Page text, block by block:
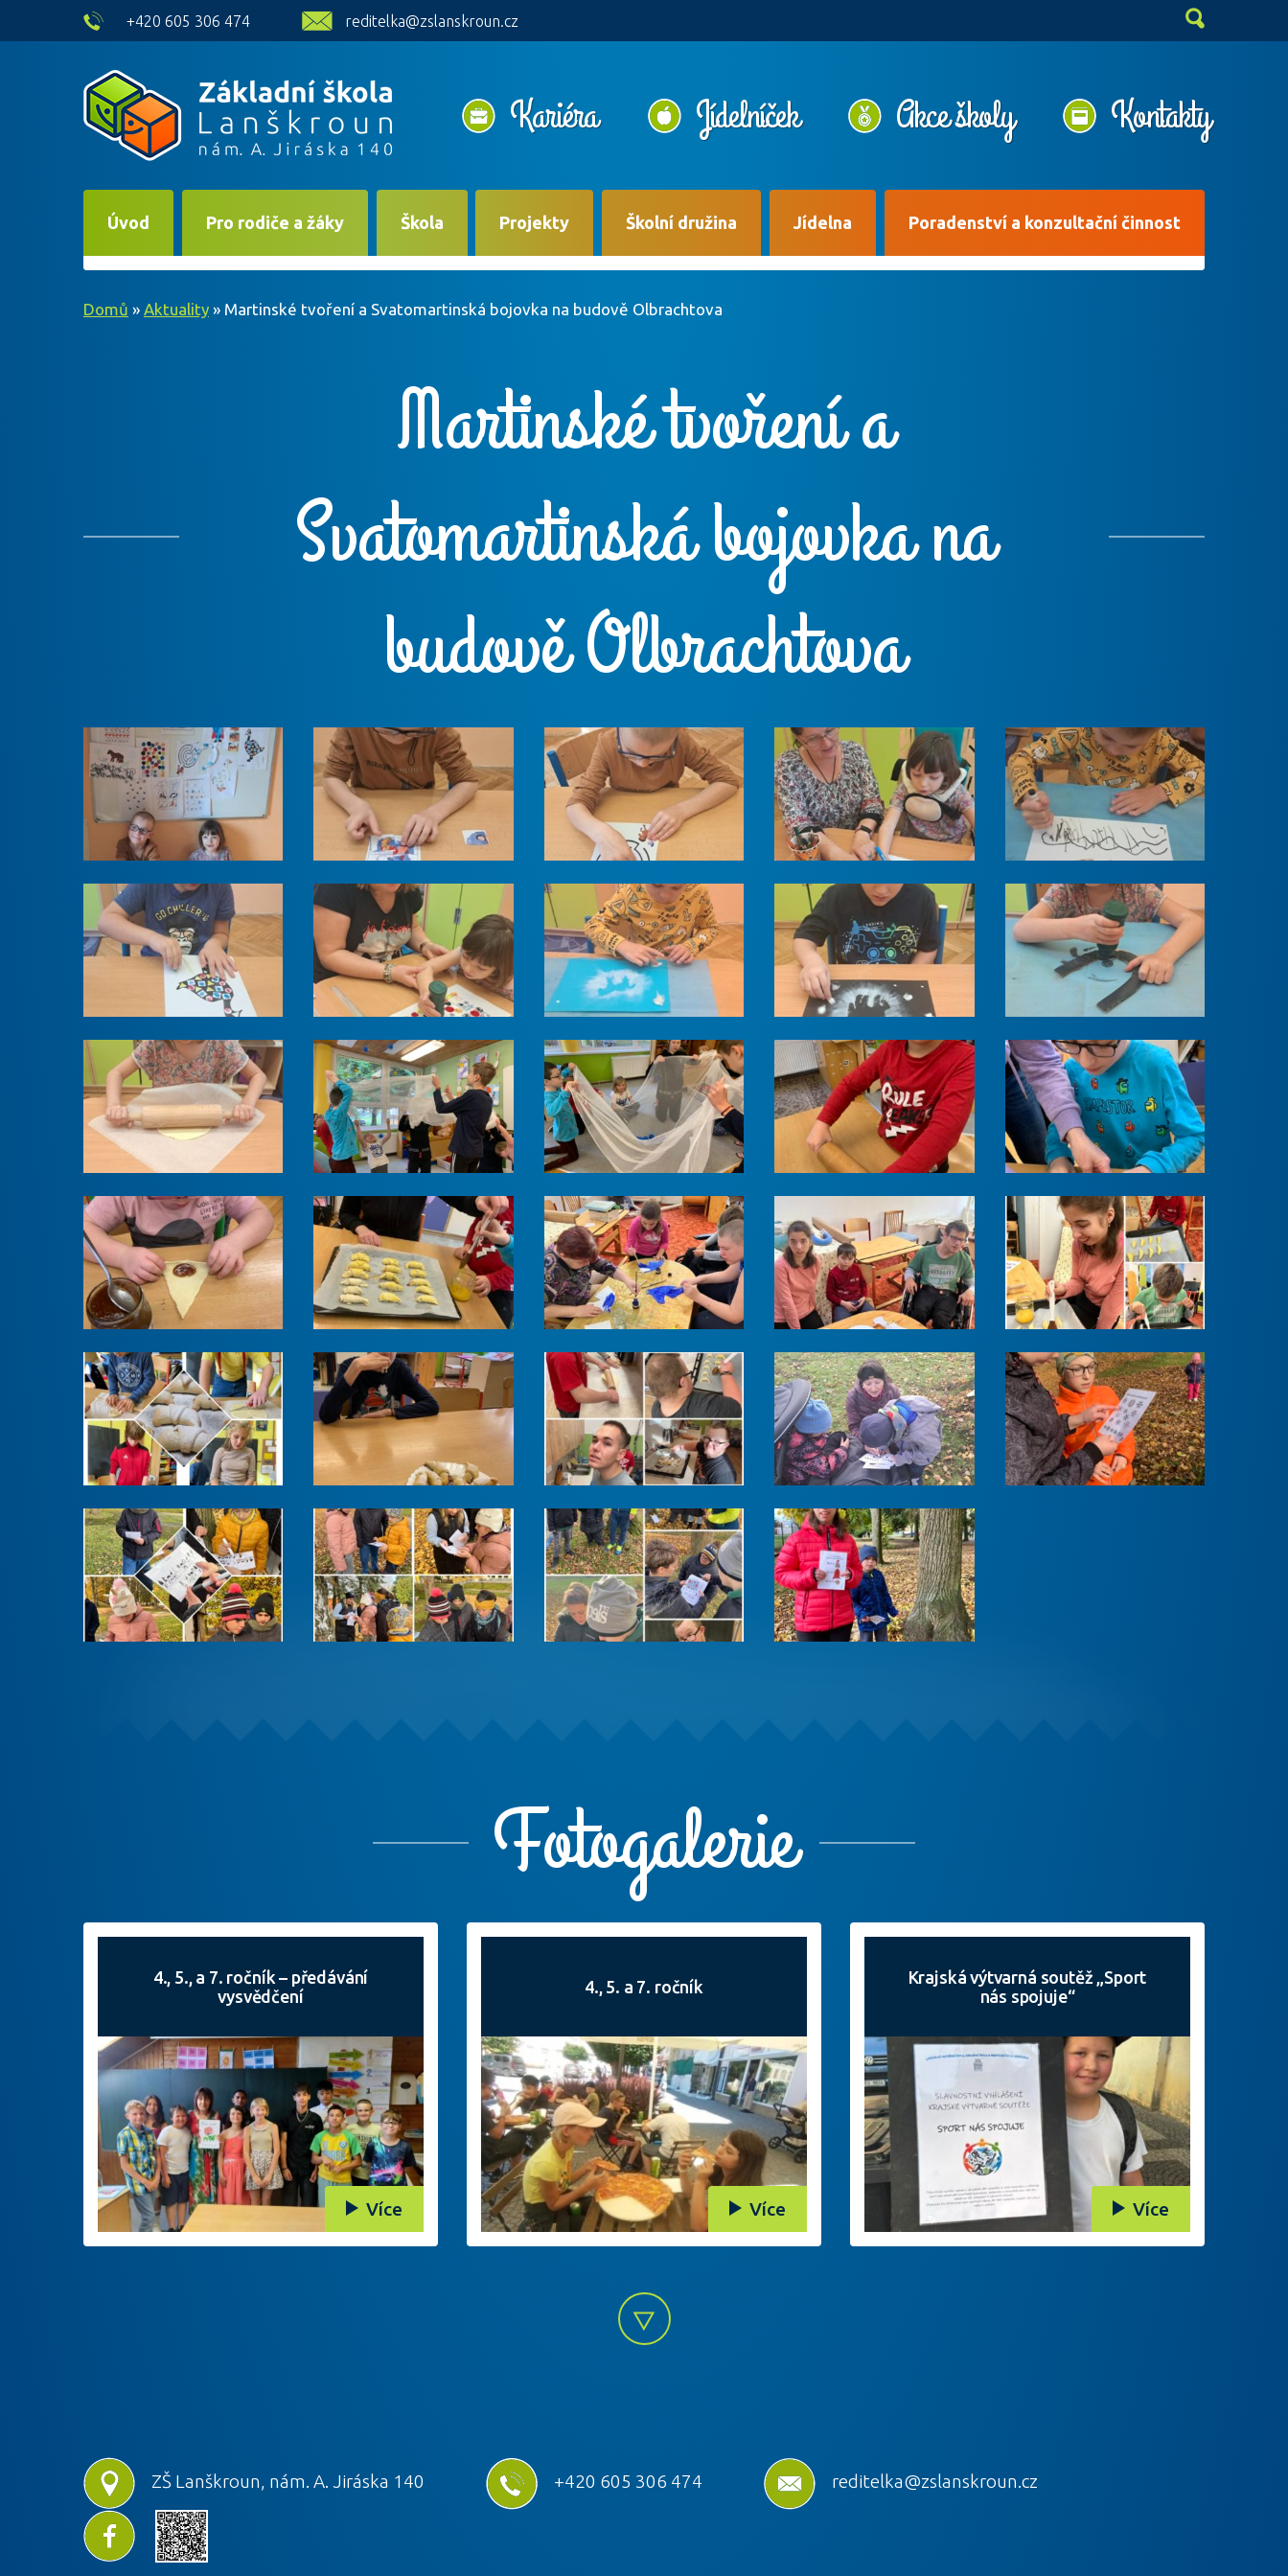
skip to main content
+420 605 306 474 reditelka@zslanskroun.cz
Kariéra Jídelníček Akce školy Kontakty
Úvod Pro rodiče a žáky Škola Projekty Školní družina Jídelna Poradenství a konzultační činnost
Domů » Aktuality » Martinské tvoření a Svatomartinská bojovka na budově Olbrachtova
Martinské tvoření a
Svatomartinská bojovka na
budově Olbrachtova
Fotogalerie
4., 5., a 7. ročník – předávání
vysvědčení
Více
4., 5. a 7. ročník
Více
Krajská výtvarná soutěž „Sport
nás spojuje“
Více
ZŠ Lanškroun, nám. A. Jiráska 140 +420 605 306 474 reditelka@zslanskroun.cz